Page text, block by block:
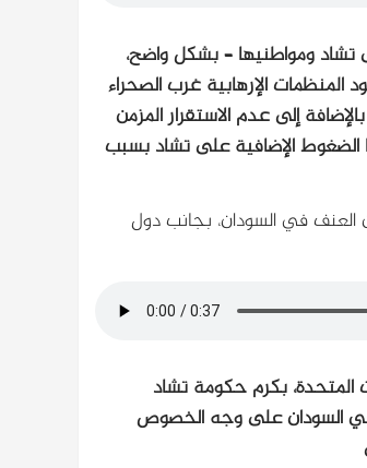
تشاد ومواطنيها – بشكل واضح،
الإرهابية غرب الصحراء
إلى عدم الاستقرار المزمن
الضغوط الإضافية على تشاد بسبب
العنف في السودان، بجانب دول
المتحدة، بكرم حكومة تشاد
في السودان على وجه الخصوص